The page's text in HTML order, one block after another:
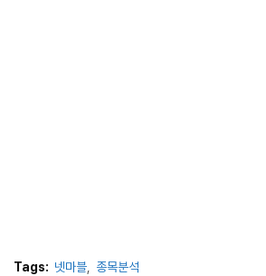
Tags: 넷마블 종목분석